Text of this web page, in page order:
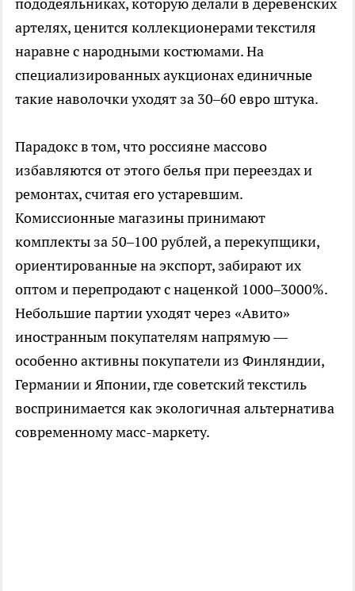
пододеяльниках, которую делали в деревенских
артелях, ценится коллекционерами текстиля
наравне с народными костюмами. На
специализированных аукционах единичные
такие наволочки уходят за 30–60 евро штука.
Парадокс в том, что россияне массово
избавляются от этого белья при переездах и
ремонтах, считая его устаревшим.
Комиссионные магазины принимают
комплекты за 50–100 рублей, а перекупщики,
ориентированные на экспорт, забирают их
оптом и перепродают с наценкой 1000–3000%.
Небольшие партии уходят через «Авито»
иностранным покупателям напрямую —
особенно активны покупатели из Финляндии,
Германии и Японии, где советский текстиль
воспринимается как экологичная альтернатива
современному масс-маркету.